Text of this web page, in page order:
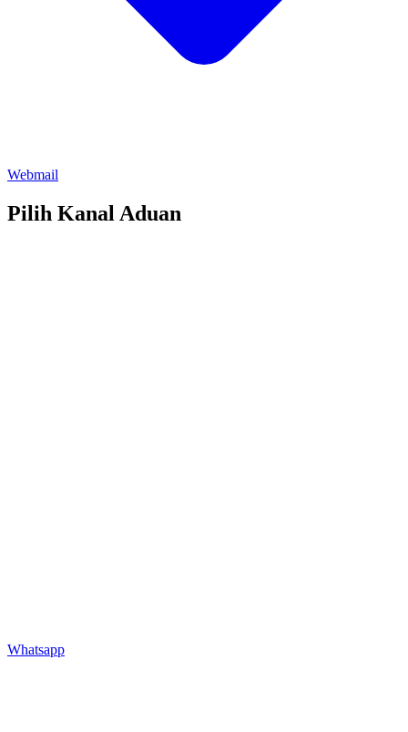
Webmail
Pilih Kanal Aduan
Whatsapp